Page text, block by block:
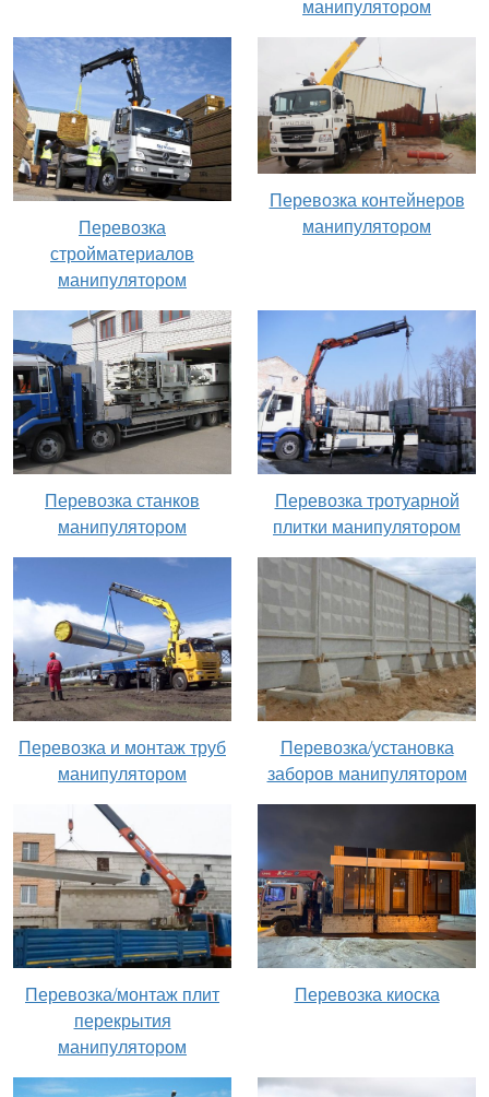
манипулятором
Перевозка
стройматериалов
манипулятором
Перевозка контейнеров
манипулятором
Перевозка станков
манипулятором
Перевозка тротуарной
плитки манипулятором
Перевозка и монтаж труб
манипулятором
Перевозка/установка
заборов манипулятором
Перевозка/монтаж плит
перекрытия
манипулятором
Перевозка киоска